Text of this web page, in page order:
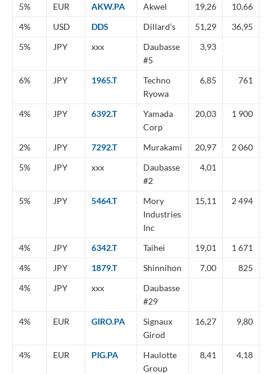
5% EUR AKW.PA Akwel 19,26 10,66
4%
USD DDS Dillard’s 51,29 36,95
5%
JPY xxx
Daubasse
#5
3,93
6% JPY 1965.T
Techno
Ryowa
6,85 761
4% JPY 6392.T
Yamada
Corp
20,03 1 900
2% JPY 7292.T Murakami 20,97 2 060
5%
JPY xxx
Daubasse
#2
4,01
5% JPY 5464.T
Mory
Industries
Inc
15,11 2 494
4% JPY 6342.T Taihei 19,01 1 671
4%
JPY 1879.T Shinnihon 7,00 825
4%
JPY xxx
Daubasse
#29
4% EUR GIRO.PA
Signaux
Girod
16,27 9,80
4% EUR PIG.PA
Haulotte
Group
8,41 4,18